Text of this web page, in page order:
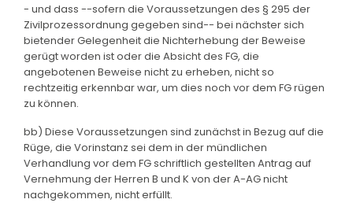
- und dass --sofern die Voraussetzungen des § 295 der
Zivilprozessordnung gegeben sind-- bei nächster sich
bietender Gelegenheit die Nichterhebung der Beweise
gerügt worden ist oder die Absicht des FG, die
angebotenen Beweise nicht zu erheben, nicht so
rechtzeitig erkennbar war, um dies noch vor dem FG rügen
zu können.
bb) Diese Voraussetzungen sind zunächst in Bezug auf die
Rüge, die Vorinstanz sei dem in der mündlichen
Verhandlung vor dem FG schriftlich gestellten Antrag auf
Vernehmung der Herren B und K von der A-AG nicht
nachgekommen, nicht erfüllt.